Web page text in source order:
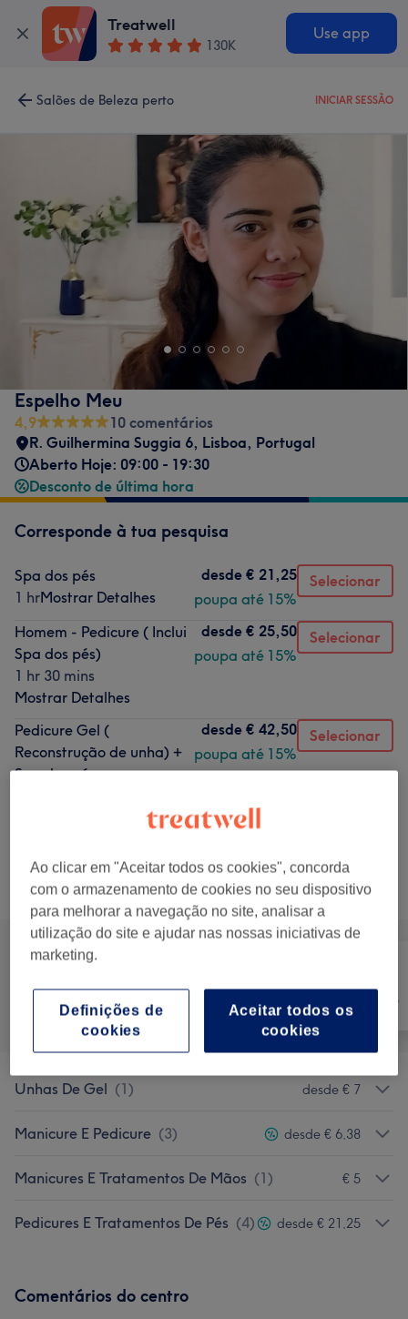
Treatwell
130K
Use app
Salões de Beleza perto INICIAR SESSÃO
Espelho Meu
4,9
10 comentários
R. Guilhermina Suggia 6, Lisboa, Portugal
Aberto Hoje: 09:00 - 19:30
Desconto de última hora
Corresponde à tua pesquisa
Spa dos pés
1 hrMostrar Detalhes
desde € 21,25
poupa até 15%
Selecionar
Homem - Pedicure ( Inclui
Spa dos pés)
1 hr 30 mins
Mostrar Detalhes
desde € 25,50
poupa até 15%
Selecionar
Pedicure Gel (
Reconstrução de unha) +
Spa dos pés
desde € 42,50
poupa até 15%
Selecionar
Não é o que estavas à procura?
Procurar serviços
Tratamento de
unhas
Depilação
Unhas De Gel (1) desde € 7
Manicure E Pedicure (3) desde € 6,38
Manicures E Tratamentos De Mãos (1) € 5
Pedicures E Tratamentos De Pés (4) desde € 21,25
Comentários do centro
Ao clicar em "Aceitar todos os cookies", concorda
com o armazenamento de cookies no seu dispositivo
para melhorar a navegação no site, analisar a
utilização do site e ajudar nas nossas iniciativas de
marketing.
Aceitar todos os
cookies
Definições de
cookies